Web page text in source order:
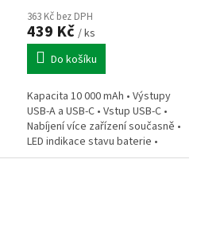
363 Kč bez DPH
439 Kč / ks
Do košíku
Kapacita 10 000 mAh • Výstupy
USB-A a USB-C • Vstup USB-C •
Nabíjení více zařízení současně •
LED indikace stavu baterie •
Čtyřnásobná bezpečnostní